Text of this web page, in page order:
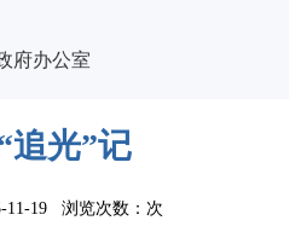
府办公室
追光”记
11-19 浏览次数： 次